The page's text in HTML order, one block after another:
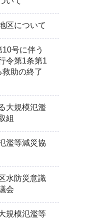
区について
号に伴う
令第1条第1
助の終了
大規模氾濫
組
濫等減災協
水防災意識
会
規模氾濫等